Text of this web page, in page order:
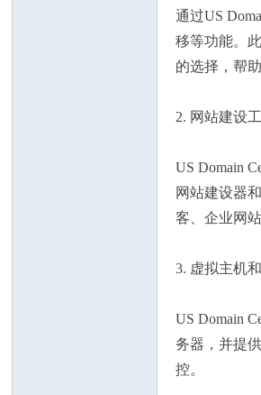
通过US
移等功能。
的选择，帮
2. 网站建设工
US Domain
网站建设器
客、企业网
3. 虚拟主机
US Domain
务器，并提
控。